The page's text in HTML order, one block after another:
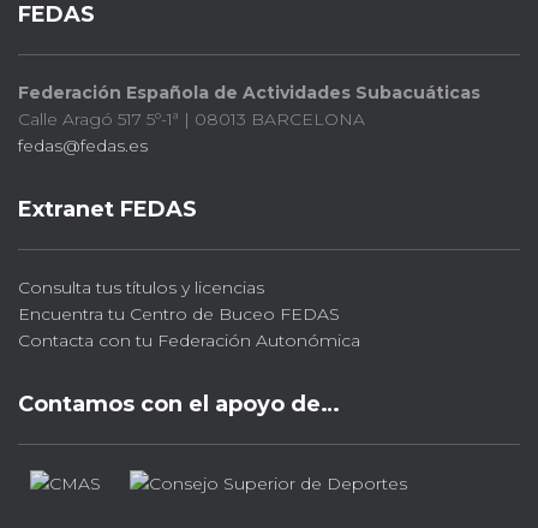
FEDAS
Federación Española de Actividades Subacuáticas
Calle Aragó 517 5º-1ª | 08013 BARCELONA
fedas@fedas.es
Extranet FEDAS
Consulta tus títulos y licencias
Encuentra tu Centro de Buceo FEDAS
Contacta con tu Federación Autonómica
Contamos con el apoyo de…